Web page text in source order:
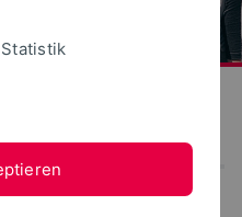
Statistik